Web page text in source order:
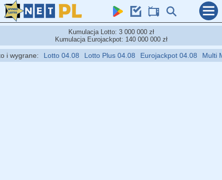
Kumulacja Lotto: 3 000 000 zł
Kumulacja Eurojackpot: 140 000 000 zł
Lotto 04.08 Lotto Plus 04.08 Eurojackpot 04.08 Multi